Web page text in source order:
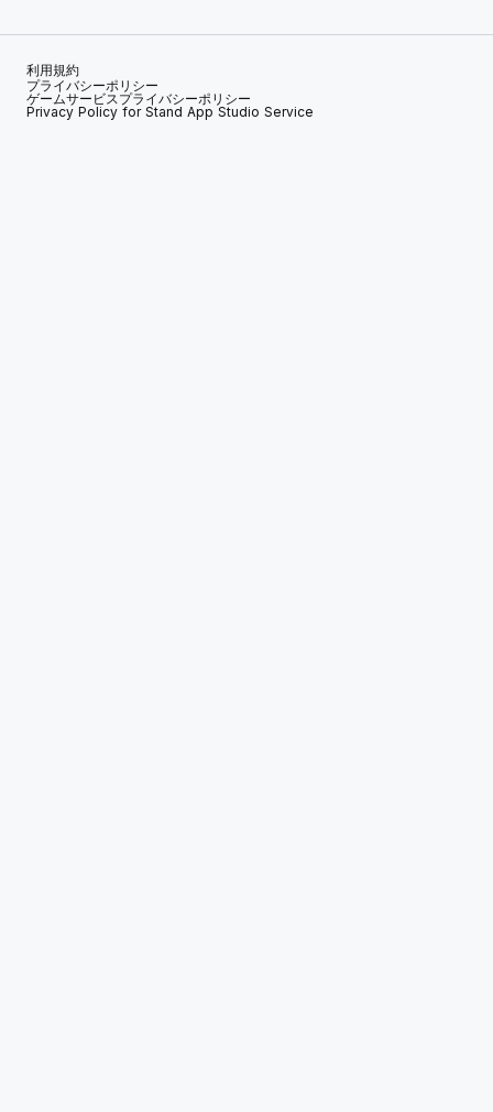
利用規約
プライバシーポリシー
ゲームサービスプライバシーポリシー
Privacy Policy for Stand App Studio Service